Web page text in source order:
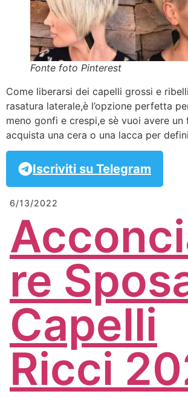
Fonte foto Pinterest
Come liberarsi dei capelli grossi e
rasatura laterale,è l’opzione perfetta
meno gonfi e crespi,e sè vuoi avere
acquista una cera o una lacca per
Iscriviti su Telegram
6/13/2022
re
Capelli
Ricci